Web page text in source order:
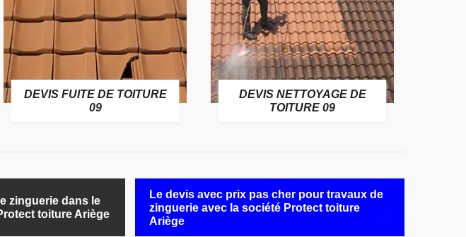
DEVIS FUITE DE TOITURE
09
DEVIS NETTOYAGE DE
TOITURE 09
zinguerie dans le
toiture Ariège
Le devis avec prix pas cher pour travaux de
zinguerie avec la société Protect toiture
Ariège